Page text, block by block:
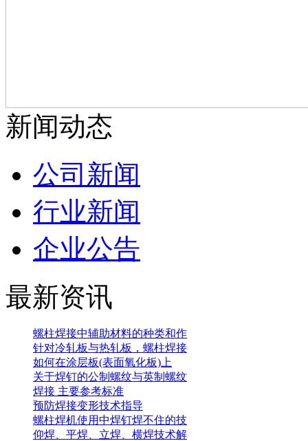
新闻动态
公司新闻
行业新闻
企业公告
最新资讯
螺柱焊接中辅助材料的种类和作
针对冷轧板与热轧板，螺柱焊接
如何在涂层板(表面氧化板)上
关于焊钉的公制螺纹与英制螺纹
焊接 主要参考标准
预防焊接变形技术指导
螺柱焊机使用中焊钉焊不住的技
仰焊、平焊、立焊、横焊技术解